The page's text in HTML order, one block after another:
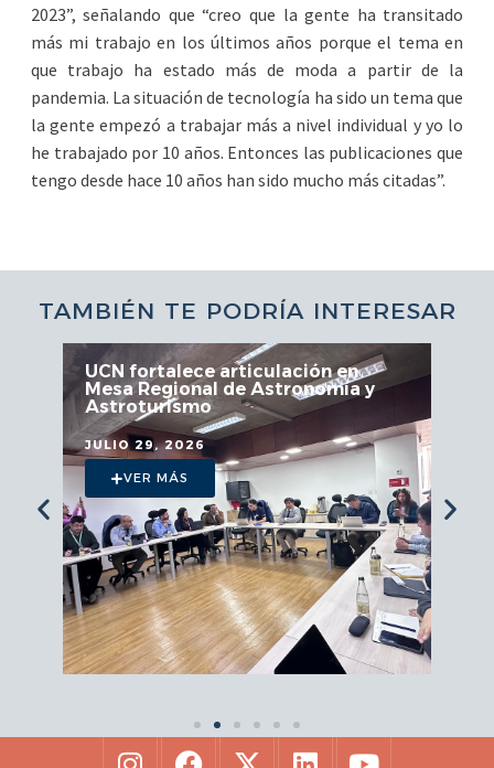
2023”, señalando que “creo que la gente ha transitado
más mi trabajo en los últimos años porque el tema en
que trabajo ha estado más de moda a partir de la
pandemia. La situación de tecnología ha sido un tema que
la gente empezó a trabajar más a nivel individual y yo lo
he trabajado por 10 años. Entonces las publicaciones que
tengo desde hace 10 años han sido mucho más citadas”.
TAMBIÉN TE PODRÍA INTERESAR
UCN fortalece articulación en
Mesa Regional de Astronomía y
Astroturismo
JULIO 29, 2026
VER MÁS